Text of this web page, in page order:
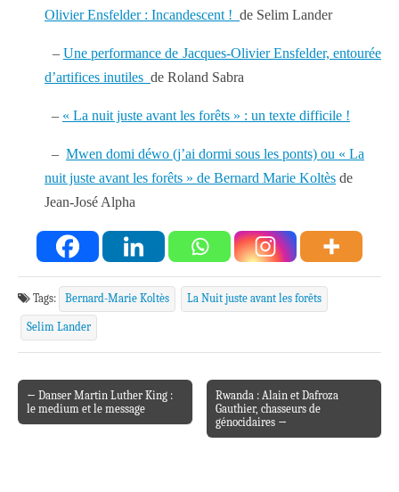
Olivier Ensfelder : Incandescent ! de Selim Lander
– Une performance de Jacques-Olivier Ensfelder, entourée
d’artifices inutiles de Roland Sabra
– « La nuit juste avant les forêts » : un texte difficile !
– Mwen domi déwo (j’ai dormi sous les ponts) ou « La
nuit juste avant les forêts » de Bernard Marie Koltès de
Jean-José Alpha
Tags: Bernard-Marie Koltès La Nuit juste avant les forêts
Selim Lander
Post navigation
← Danser Martin Luther King :
le medium et le message
Rwanda : Alain et Dafroza
Gauthier, chasseurs de
génocidaires →